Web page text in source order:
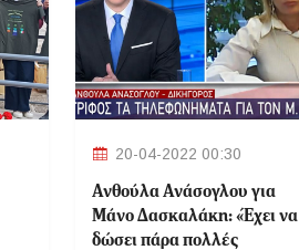
20-04-2022 00:30
Ανθούλα Ανάσογλου για
Μάνο Δασκαλάκη: «Έχει να
δώσει πάρα πολλές